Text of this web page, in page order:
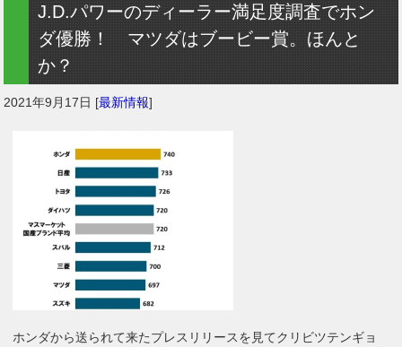
J.D.パワーのディーラー満足度調査でホン
ダ優勝！ マツダはブービー賞。ほんと
か？
2021年9月17日 [最新情報]
ホンダから送られて来たプレスリリースを見てクリビツテンギョ